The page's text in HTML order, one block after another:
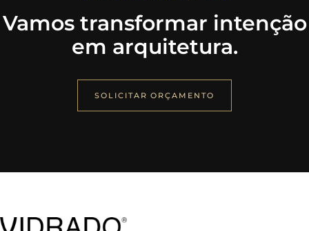
Vamos transformar intenção
em arquitetura.
SOLICITAR ORÇAMENTO